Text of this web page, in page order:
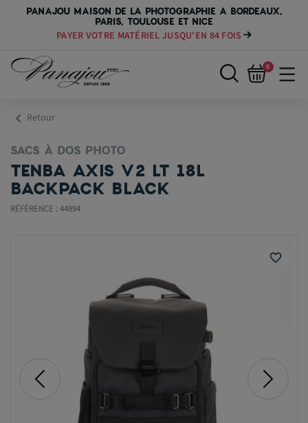
PANAJOU MAISON DE LA PHOTOGRAPHIE A BORDEAUX,
PARIS, TOULOUSE ET NICE
PAYER VOTRE MATÉRIEL JUSQU'EN 84 FOIS
0
chevron_left Retour
SACS À DOS PHOTO
TENBA AXIS V2 LT 18L
BACKPACK BLACK
RÉFÉRENCE : 44894
favorite_border